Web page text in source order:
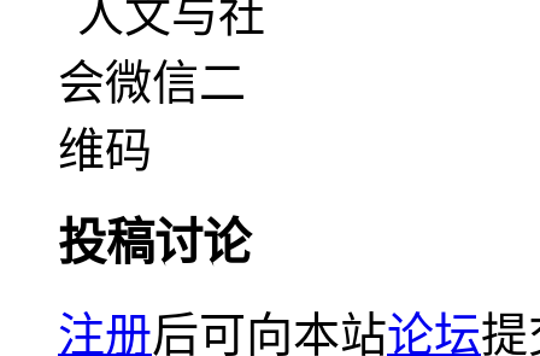
投稿讨论
注册后可向本站论坛提